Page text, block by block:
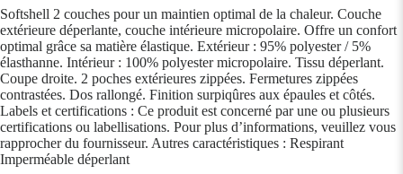
Softshell 2 couches pour un maintien optimal de la chaleur. Couche
extérieure déperlante, couche intérieure micropolaire. Offre un confort
optimal grâce sa matière élastique. Extérieur : 95% polyester / 5%
élasthanne. Intérieur : 100% polyester micropolaire. Tissu déperlant.
Coupe droite. 2 poches extérieures zippées. Fermetures zippées
contrastées. Dos rallongé. Finition surpiqûres aux épaules et côtés.
Labels et certifications : Ce produit est concerné par une ou plusieurs
certifications ou labellisations. Pour plus d’informations, veuillez vous
rapprocher du fournisseur. Autres caractéristiques : Respirant
Imperméable déperlant